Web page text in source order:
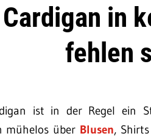
in
fehlen
ist in der Regel ein
mühelos über Blusen,